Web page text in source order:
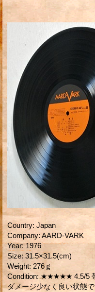
Country: Japan
Company: AARD-VARK
Year: 1976
Size: 31.5×31.5(cm)
Weight: 276ｇ
Condition: ★★★★★ 4.5/5 帯
ダメージ少なく良い状態